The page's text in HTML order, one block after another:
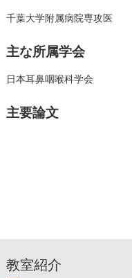
千葉大学附属病院専攻医
主な所属学会
日本耳鼻咽喉科学会
主要論文
教室紹介